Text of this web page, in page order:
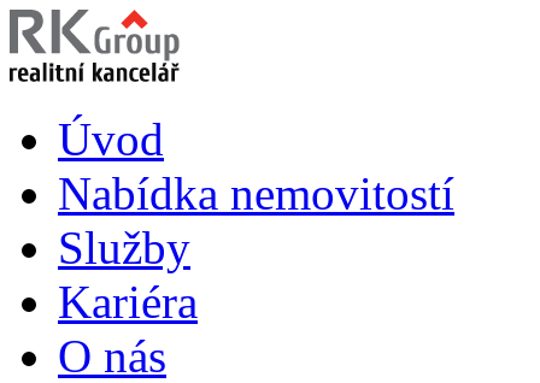
Úvod
Nabídka nemovitostí
Služby
Kariéra
O nás